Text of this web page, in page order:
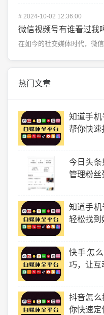
# 2024-10-02 12:36:00
微信视频号有谁看过我
热门文章
知道手机
帮你快速
今日头条
管理粉丝
知道手机
轻松找到
快手怎
巧，让互
抖音怎么
你快速定